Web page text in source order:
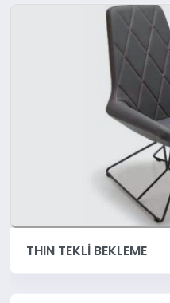
THIN TEKLİ BEKLEME